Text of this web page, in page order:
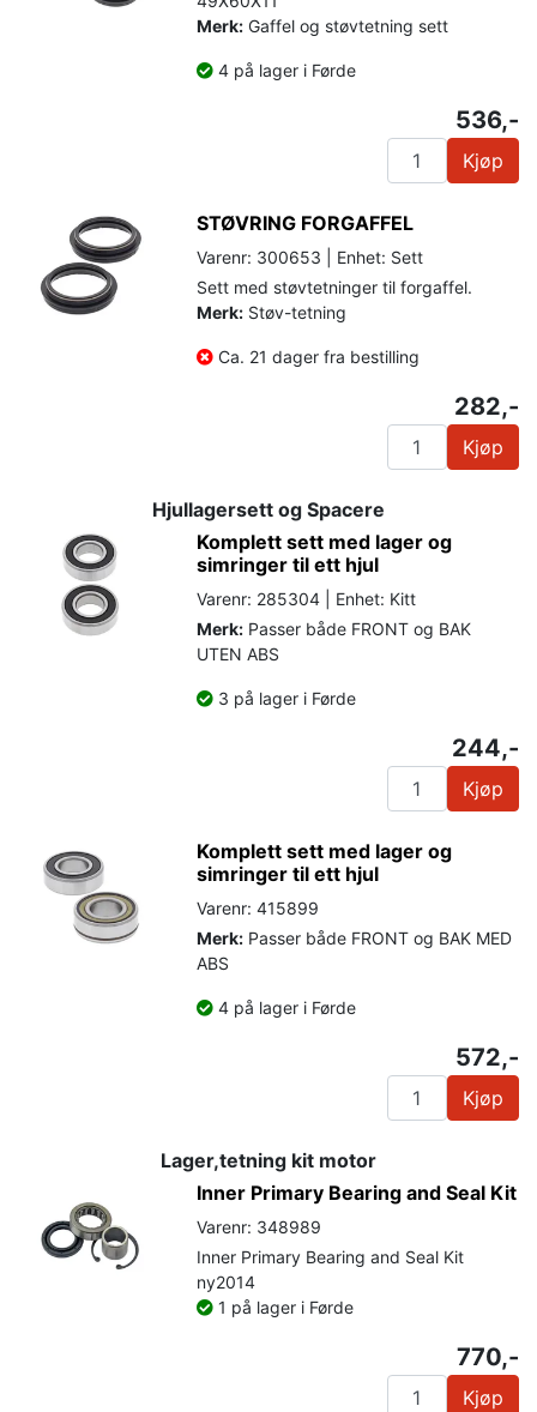
Merk: Gaffel og støvtetning sett
4 på lager i Førde
536,-
Kjøp
STØVRING FORGAFFEL
Varenr: 300653 | Enhet: Sett
Sett med støvtetninger til forgaffel.
Merk: Støv-tetning
Ca. 21 dager fra bestilling
282,-
Kjøp
Hjullagersett og Spacere
Komplett sett med lager og
simringer til ett hjul
Varenr: 285304 | Enhet: Kitt
Merk: Passer både FRONT og BAK
UTEN ABS
3 på lager i Førde
244,-
Kjøp
Komplett sett med lager og
simringer til ett hjul
Varenr: 415899
Merk: Passer både FRONT og BAK MED
ABS
4 på lager i Førde
572,-
Kjøp
Lager,tetning kit motor
Inner Primary Bearing and Seal Kit
Varenr: 348989
Inner Primary Bearing and Seal Kit
ny2014
1 på lager i Førde
770,-
Kjøp